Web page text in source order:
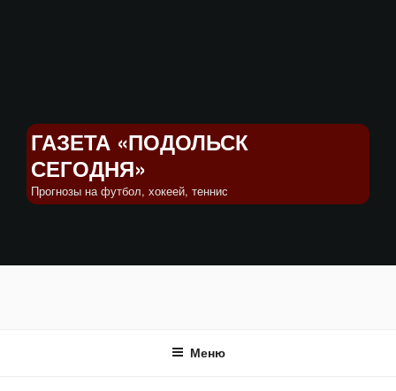
ГАЗЕТА «ПОДОЛЬСК
СЕГОДНЯ»
Прогнозы на футбол, хокеей, теннис
Меню